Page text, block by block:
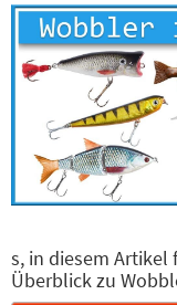
s, in diesem
Überblick zu